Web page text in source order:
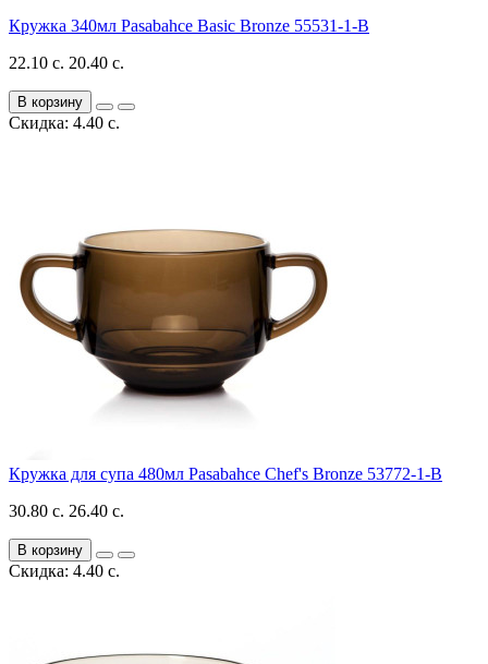
Кружка 340мл Pasabahce Basic Bronze 55531-1-B
22.10 с. 20.40 с.
В корзину
Скидка: 4.40 с.
Кружка для супа 480мл Pasabahce Chef's Bronze 53772-1-B
30.80 с. 26.40 с.
В корзину
Скидка: 4.40 с.